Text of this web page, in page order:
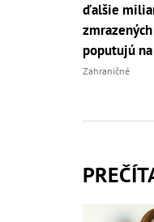
ďalšie
poputujú
Zahraničné